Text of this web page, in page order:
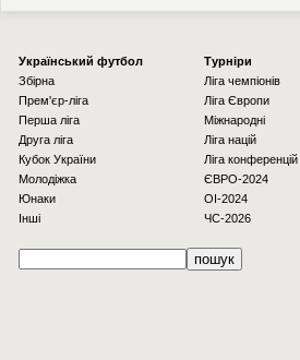
Українcький футбол
Збірна
Прем'єр-ліга
Перша ліга
Друга ліга
Кубок України
Молодіжка
Юнаки
Інші
Турніри
Ліга чемпіонів
Ліга Європи
Міжнародні
Ліга націй
Ліга конференцій
ЄВРО-2024
OI-2024
ЧС-2026